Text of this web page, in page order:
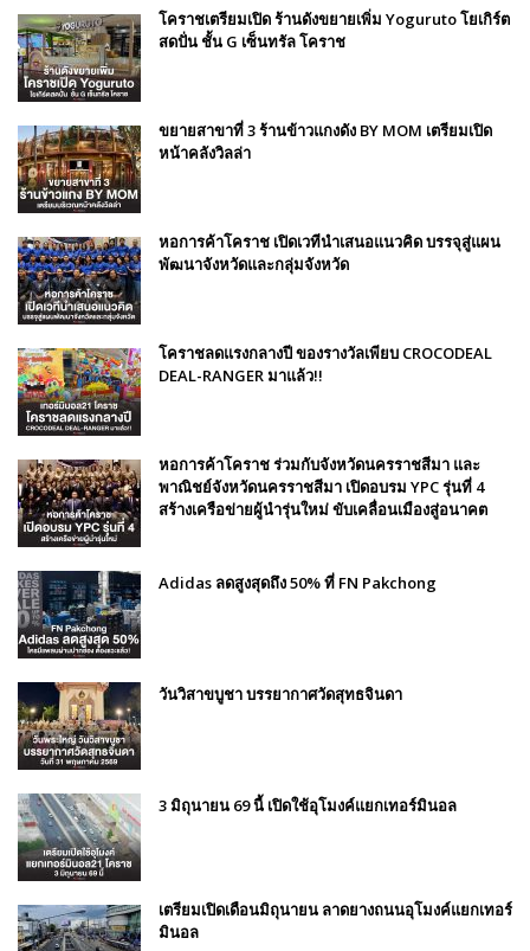
โคราชเตรียมเปิด ร้านดังขยายเพิ่ม Yoguruto โยเกิร์ต
สดปั่น ชั้น G เซ็นทรัล โคราช
ขยายสาขาที่ 3 ร้านข้าวแกงดัง BY MOM เตรียมเปิด
หน้าคลังวิลล่า
หอการค้าโคราช เปิดเวทีนำเสนอแนวคิด บรรจุสู่แผน
พัฒนาจังหวัดและกลุ่มจังหวัด
โคราชลดแรงกลางปี ของรางวัลเพียบ CROCODEAL
DEAL-RANGER มาแล้ว!!
หอการค้าโคราช ร่วมกับจังหวัดนครราชสีมา และ
พาณิชย์จังหวัดนครราชสีมา เปิดอบรม YPC รุ่นที่ 4
สร้างเครือข่ายผู้นำรุ่นใหม่ ขับเคลื่อนเมืองสู่อนาคต
Adidas ลดสูงสุดถึง 50% ที่ FN Pakchong
วันวิสาขบูชา บรรยากาศวัดสุทธจินดา
3 มิถุนายน 69 นี้ เปิดใช้อุโมงค์แยกเทอร์มินอล
เตรียมเปิดเดือนมิถุนายน ลาดยางถนนอุโมงค์แยกเทอร์
มินอล